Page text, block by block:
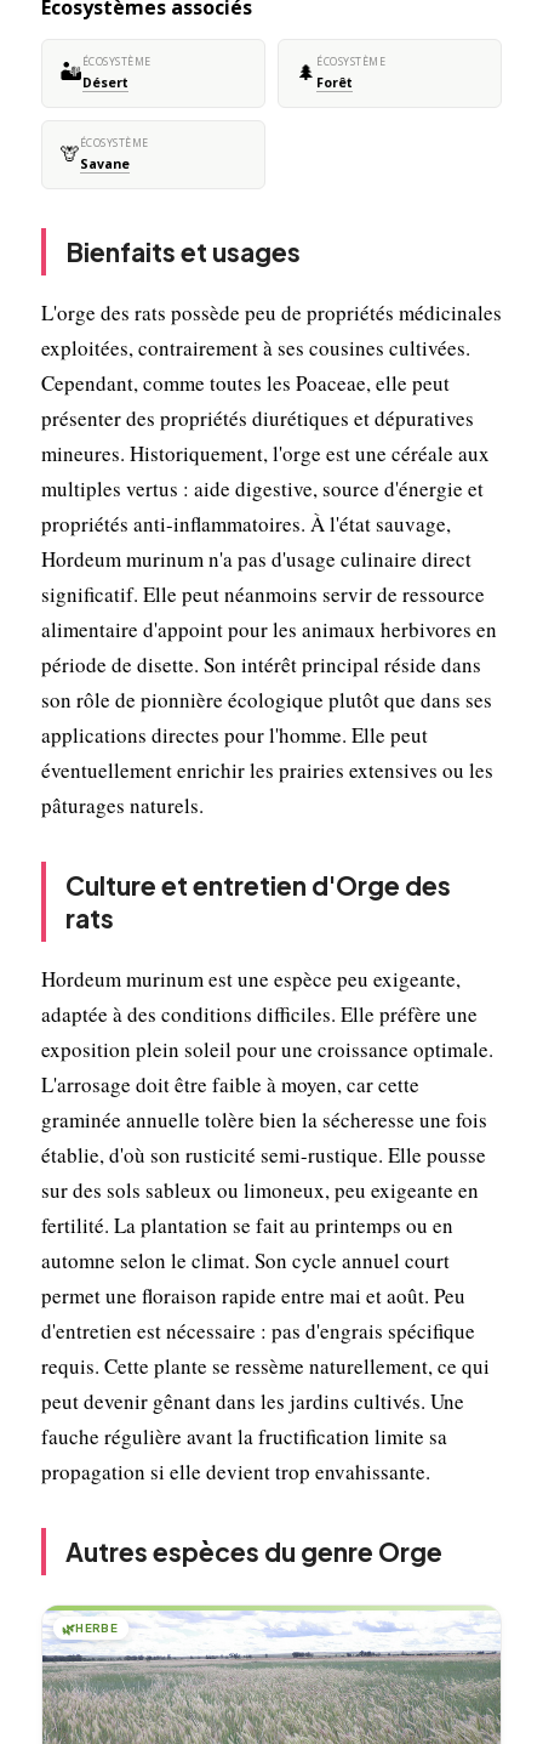
Écosystèmes associés
🏜️ÉCOSYSTÈME
Désert 🌲 ÉCOSYSTÈME
Forêt
🦒ÉCOSYSTÈME
Savane
Bienfaits et usages
L'orge des rats possède peu de propriétés médicinales
exploitées, contrairement à ses cousines cultivées.
Cependant, comme toutes les Poaceae, elle peut
présenter des propriétés diurétiques et dépuratives
mineures. Historiquement, l'orge est une céréale aux
multiples vertus : aide digestive, source d'énergie et
propriétés anti-inflammatoires. À l'état sauvage,
Hordeum murinum n'a pas d'usage culinaire direct
significatif. Elle peut néanmoins servir de ressource
alimentaire d'appoint pour les animaux herbivores en
période de disette. Son intérêt principal réside dans
son rôle de pionnière écologique plutôt que dans ses
applications directes pour l'homme. Elle peut
éventuellement enrichir les prairies extensives ou les
pâturages naturels.
Culture et entretien d'Orge des
rats
Hordeum murinum est une espèce peu exigeante,
adaptée à des conditions difficiles. Elle préfère une
exposition plein soleil pour une croissance optimale.
L'arrosage doit être faible à moyen, car cette
graminée annuelle tolère bien la sécheresse une fois
établie, d'où son rusticité semi-rustique. Elle pousse
sur des sols sableux ou limoneux, peu exigeante en
fertilité. La plantation se fait au printemps ou en
automne selon le climat. Son cycle annuel court
permet une floraison rapide entre mai et août. Peu
d'entretien est nécessaire : pas d'engrais spécifique
requis. Cette plante se ressème naturellement, ce qui
peut devenir gênant dans les jardins cultivés. Une
fauche régulière avant la fructification limite sa
propagation si elle devient trop envahissante.
Autres espèces du genre Orge
🌿HERBE